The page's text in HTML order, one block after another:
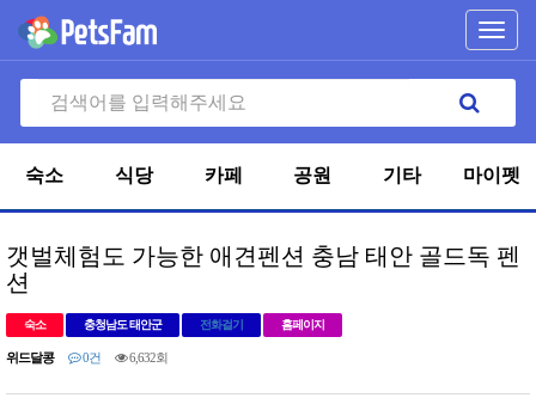
숙소 식당 카페 공원 기타 마이펫
갯벌체험도 가능한 애견펜션 충남 태안 골드독 펜
션
숙소 충청남도 태안군 전화걸기 홈페이지
위드달콩 0건 6,632회